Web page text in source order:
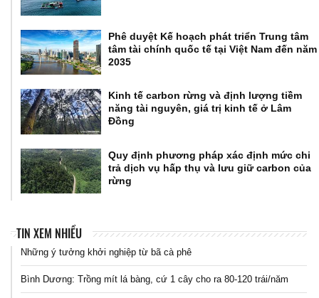
Phê duyệt Kế hoạch phát triển Trung tâm
tâm tài chính quốc tế tại Việt Nam đến năm
2035
Kinh tế carbon rừng và định lượng tiềm
năng tài nguyên, giá trị kinh tế ở Lâm
Đồng
Quy định phương pháp xác định mức chi
trả dịch vụ hấp thụ và lưu giữ carbon của
rừng
TIN XEM NHIỀU
Những ý tưởng khởi nghiệp từ bã cà phê
Bình Dương: Trồng mít lá bàng, cứ 1 cây cho ra 80-120 trái/năm